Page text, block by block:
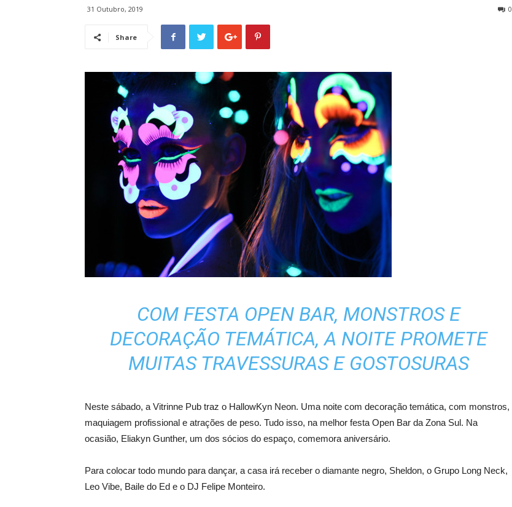
31 Outubro, 2019 0
Share
COM FESTA OPEN BAR, MONSTROS E
DECORAÇÃO TEMÁTICA, A NOITE PROMETE
MUITAS TRAVESSURAS E GOSTOSURAS
Neste sábado, a Vitrinne Pub traz o HallowKyn Neon. Uma noite com decoração temática, com monstros,
maquiagem profissional e atrações de peso. Tudo isso, na melhor festa Open Bar da Zona Sul. Na
ocasião, Eliakyn Gunther, um dos sócios do espaço, comemora aniversário.
Para colocar todo mundo para dançar, a casa irá receber o diamante negro, Sheldon, o Grupo Long Neck,
Leo Vibe, Baile do Ed e o DJ Felipe Monteiro.